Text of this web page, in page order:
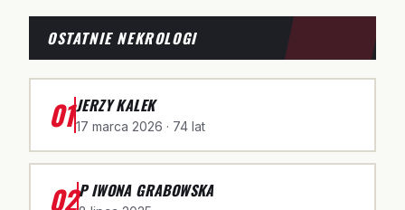
OSTATNIE NEKROLOGI
01JERZY KALEK
17 marca 2026 · 74 lat
02P IWONA GRABOWSKA